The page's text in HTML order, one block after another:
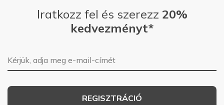
Iratkozz fel és szerezz 20%
kedvezményt*
E-mail-cím
REGISZTRÁCIÓ